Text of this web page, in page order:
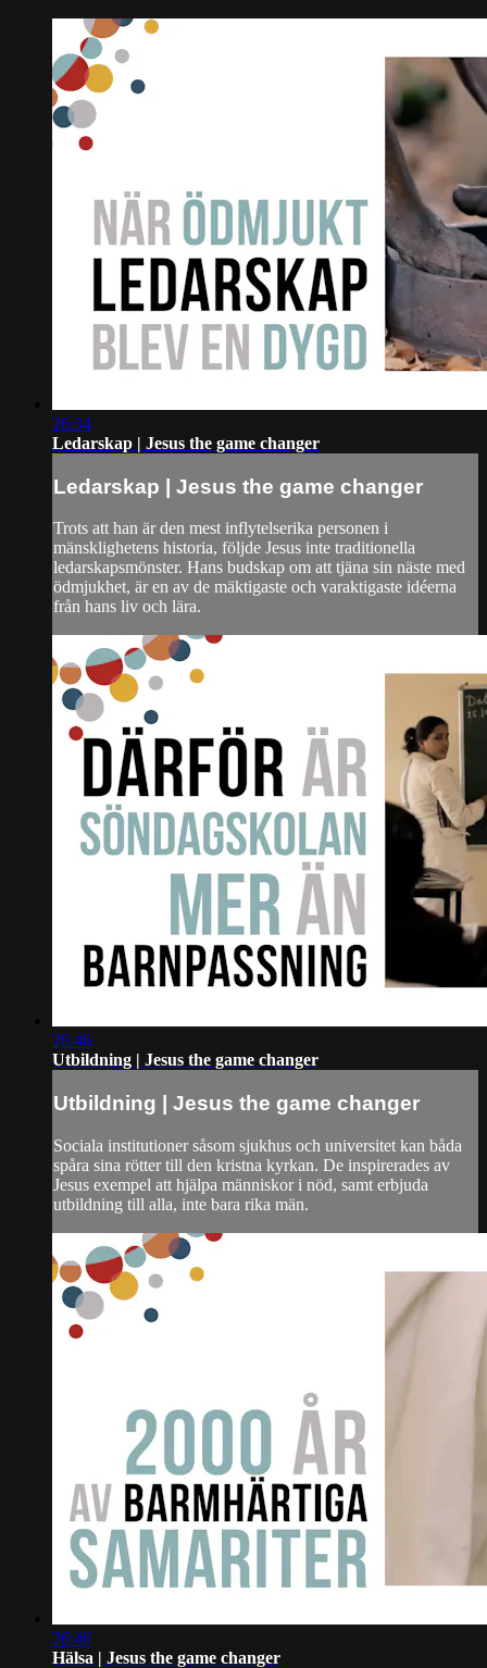
26:34
Ledarskap | Jesus the game changer
Ledarskap | Jesus the game changer
Trots att han är den mest inflytelserika personen i
mänsklighetens historia, följde Jesus inte traditionella
ledarskapsmönster. Hans budskap om att tjäna sin näste med
ödmjukhet, är en av de mäktigaste och varaktigaste idéerna
från hans liv och lära.
26:46
Utbildning | Jesus the game changer
Utbildning | Jesus the game changer
Sociala institutioner såsom sjukhus och universitet kan båda
spåra sina rötter till den kristna kyrkan. De inspirerades av
Jesus exempel att hjälpa människor i nöd, samt erbjuda
utbildning till alla, inte bara rika män.
26:46
Hälsa | Jesus the game changer